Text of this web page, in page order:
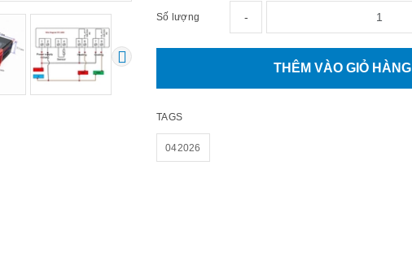
Số lượng -
THÊM VÀO GIỎ HÀNG
TAGS
042026